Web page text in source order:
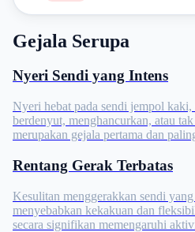
Gejala Serupa
Nyeri Sendi yang Intens
Nyeri hebat pada sendi jempol kaki,
berdenyut, menghancurkan, atau
merupakan gejala pertama dan
Rentang Gerak Terbatas
Kesulitan menggerakkan sendi
menyebabkan kekakuan dan
secara signifikan memengaruhi